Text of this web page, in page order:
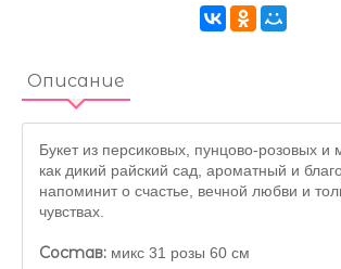
Описание
Букет из персиковых, пунцово-розовых и
как дикий райский сад, ароматный и
напоминит о счастье, вечной любви и
чувствах.
Состав: микс 31 розы 60 см